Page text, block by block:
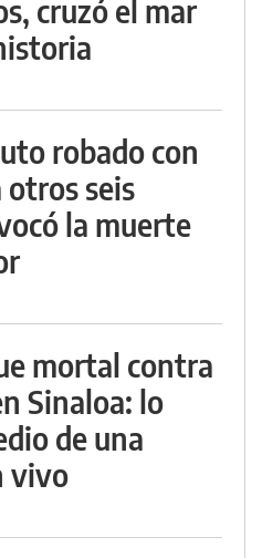
cruzó el mar
robado con
otros seis
la muerte
mortal contra
Sinaloa: lo
de una
vivo